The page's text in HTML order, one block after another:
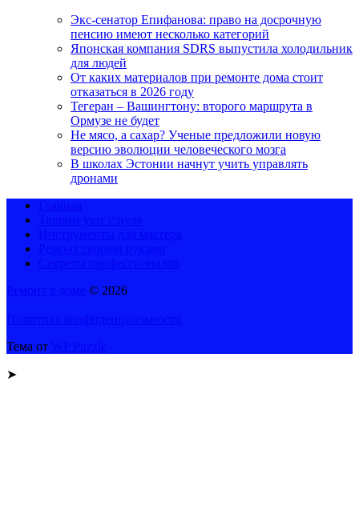
Экс-сенатор Епифанова: право на досрочную
пенсию имеют несколько категорий
Японская компания SDRS выпустила холодильник
для людей
От каких материалов при ремонте дома стоит
отказаться в 2026 году
Тегеран – Вашингтону: второго маршрута в
Ормузе не будет
Не мясо, а сахар? Ученые предложили новую
версию эволюции человеческого мозга
В школах Эстонии начнут учить управлять
дронами
© 2026
Тема от
➤